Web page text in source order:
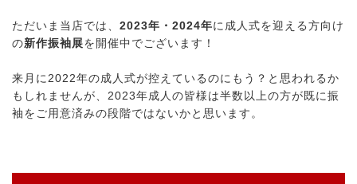
ただいま当店では、 2023年・2024年に成人式を迎える方向け
の新作振袖展を開催中でございます！
来月に2022年の成人式が控えているのにもう？と思われるか
もしれませんが、2023年成人の皆様は半数以上の方が既に振
袖をご用意済みの段階ではないかと思います。